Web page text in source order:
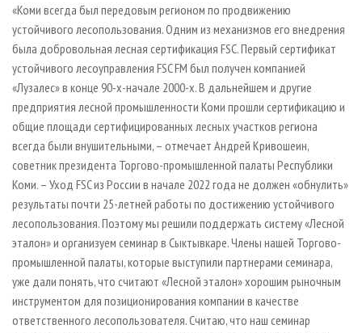
«Коми всегда был передовым регионом по продвижению
устойчивого лесопользования. Одним из механизмов его внедрения
была добровольная лесная сертификация FSC. Первый сертификат
устойчивого лесоуправления FSC FM был получен компанией
«Лузалес» в конце 90-х-начале 2000-х. В дальнейшем и другие
предприятия лесной промышленности Коми прошли сертификацию и
общие площади сертифицированных лесных участков региона
всегда были внушительными, – отмечает Андрей Кривошеин,
советник президента Торгово-промышленной палаты Республики
Коми. – Уход FSC из России в начале 2022 года не должен «обнулить»
результаты почти 25-летней работы по достижению устойчивого
лесопользования. Поэтому мы решили поддержать систему «Лесной
эталон» и организуем семинар в Сыктывкаре. Члены нашей Торгово-
промышленной палаты, которые выступили партнерами семинара,
уже дали понять, что считают «Лесной эталон» хорошим рыночным
инструментом для позиционирования компании в качестве
ответственного лесопользователя. Считаю, что наш семинар